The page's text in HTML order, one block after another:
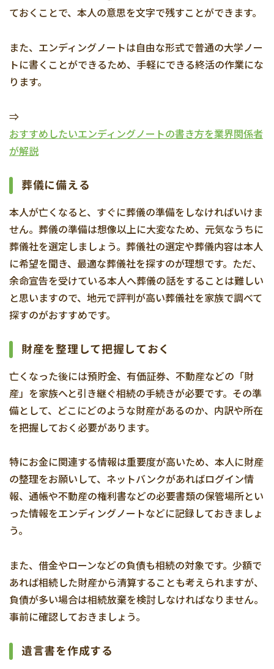
ておくことで、本人の意思を文字で残すことができます。
また、エンディングノートは自由な形式で普通の大学ノー
トに書くことができるため、手軽にできる終活の作業にな
ります。
⇒
おすすめしたいエンディングノートの書き方を業界関係者
が解説
葬儀に備える
本人が亡くなると、すぐに葬儀の準備をしなければいけま
せん。葬儀の準備は想像以上に大変なため、元気なうちに
葬儀社を選定しましょう。葬儀社の選定や葬儀内容は本人
に希望を聞き、最適な葬儀社を探すのが理想です。ただ、
余命宣告を受けている本人へ葬儀の話をすることは難しい
と思いますので、地元で評判が高い葬儀社を家族で調べて
探すのがおすすめです。
財産を整理して把握しておく
亡くなった後には預貯金、有価証券、不動産などの「財
産」を家族へと引き継ぐ相続の手続きが必要です。その準
備として、どこにどのような財産があるのか、内訳や所在
を把握しておく必要があります。
特にお金に関連する情報は重要度が高いため、本人に財産
の整理をお願いして、ネットバンクがあればログイン情
報、通帳や不動産の権利書などの必要書類の保管場所とい
った情報をエンディングノートなどに記録しておきましょ
う。
また、借金やローンなどの負債も相続の対象です。少額で
あれば相続した財産から清算することも考えられますが、
負債が多い場合は相続放棄を検討しなければなりません。
事前に確認しておきましょう。
遺言書を作成する